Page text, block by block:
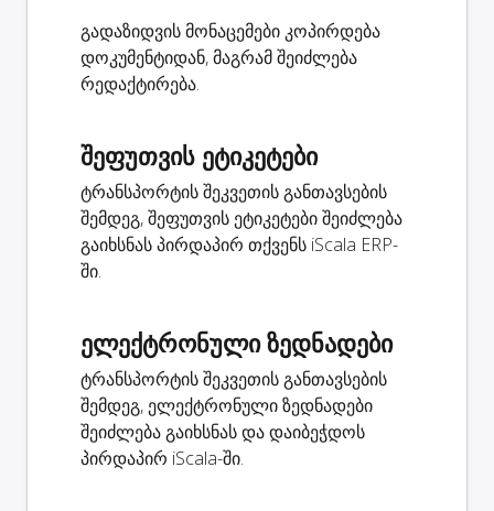
გადაზიდვის მონაცემები კოპირდება
დოკუმენტიდან, მაგრამ შეიძლება
რედაქტირება.
შეფუთვის ეტიკეტები
ტრანსპორტის შეკვეთის განთავსების
შემდეგ, შეფუთვის ეტიკეტები შეიძლება
გაიხსნას პირდაპირ თქვენს iScala ERP-
ში.
ელექტრონული ზედნადები
ტრანსპორტის შეკვეთის განთავსების
შემდეგ, ელექტრონული ზედნადები
შეიძლება გაიხსნას და დაიბეჭდოს
პირდაპირ iScala-ში.